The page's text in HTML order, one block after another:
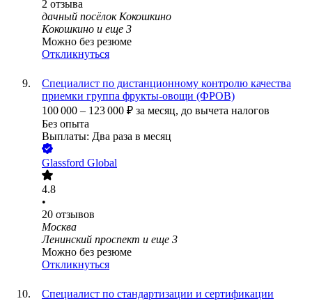
2 отзыва
дачный посёлок Кокошкино
Кокошкино и еще 3
Можно без резюме
Откликнуться
Специалист по дистанционному контролю качества
приемки группа фрукты-овощи (ФРОВ)
100 000 – 123 000 ₽ за месяц, до вычета налогов
Без опыта
Выплаты: Два раза в месяц
Glassford Global
4.8
•
20 отзывов
Москва
Ленинский проспект и еще 3
Можно без резюме
Откликнуться
Специалист по стандартизации и сертификации